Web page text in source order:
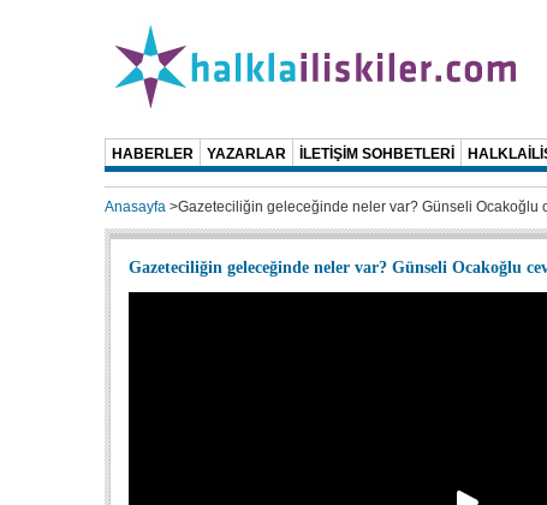
HABERLER YAZARLAR İLETİŞİM SOHBETLERİ
Anasayfa >Gazeteciliğin geleceğinde neler var? Günseli Ocakoğlu
Gazeteciliğin geleceğinde neler var? Günseli Ocakoğlu